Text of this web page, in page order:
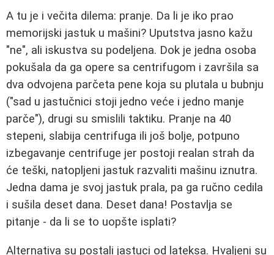
A tu je i večita dilema: pranje. Da li je iko prao
memorijski jastuk u mašini? Uputstva jasno kažu
"ne", ali iskustva su podeljena. Dok je jedna osoba
pokušala da ga opere sa centrifugom i završila sa
dva odvojena parčeta pene koja su plutala u bubnju
("sad u jastučnici stoji jedno veće i jedno manje
parče"), drugi su smislili taktiku. Pranje na 40
stepeni, slabija centrifuga ili još bolje, potpuno
izbegavanje centrifuge jer postoji realan strah da
će teški, natopljeni jastuk razvaliti mašinu iznutra.
Jedna dama je svoj jastuk prala, pa ga ručno cedila
i sušila deset dana. Deset dana! Postavlja se
pitanje - da li se to uopšte isplati?
Alternativa su postali jastuci od lateksa. Hvaljeni su